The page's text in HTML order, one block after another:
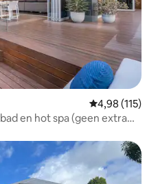
Gemiddelde
4,98 (115)
en hot spa (geen extra